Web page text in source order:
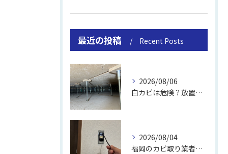
最近の投稿 Recent Posts
2026/08/06
白カビは危険？放置のリスクと取り方
2026/08/04
福岡のカビ取り業者おすすめの選び方と費用